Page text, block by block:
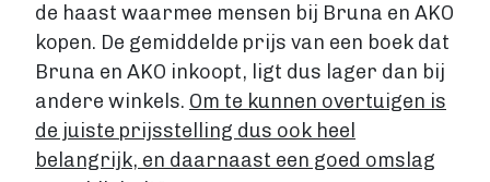
de haast waarmee mensen bij Bruna en AKO
kopen. De gemiddelde prijs van een boek dat
Bruna en AKO inkoopt, ligt dus lager dan bij
andere winkels. Om te kunnen overtuigen is
de juiste prijsstelling dus ook heel
belangrijk, en daarnaast een goed omslag